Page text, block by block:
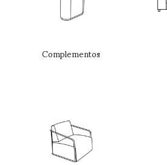
Complementos